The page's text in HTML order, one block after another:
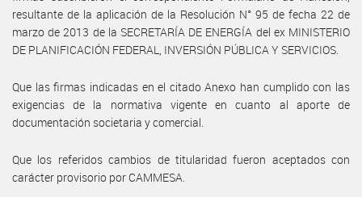
resultante de la aplicación de la Resolución N° 95 de fecha 22 de
marzo de 2013 de la SECRETARÍA DE ENERGÍA del ex MINISTERIO
DE PLANIFICACIÓN FEDERAL, INVERSIÓN PÚBLICA Y SERVICIOS.
Que las firmas indicadas en el citado Anexo han cumplido con las
exigencias de la normativa vigente en cuanto al aporte de
documentación societaria y comercial.
Que los referidos cambios de titularidad fueron aceptados con
carácter provisorio por CAMMESA.